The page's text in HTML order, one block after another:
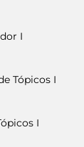
I
Tópicos I
I